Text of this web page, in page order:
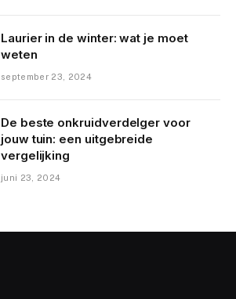
Laurier in de winter: wat je moet
weten
september 23, 2024
De beste onkruidverdelger voor
jouw tuin: een uitgebreide
vergelijking
juni 23, 2024